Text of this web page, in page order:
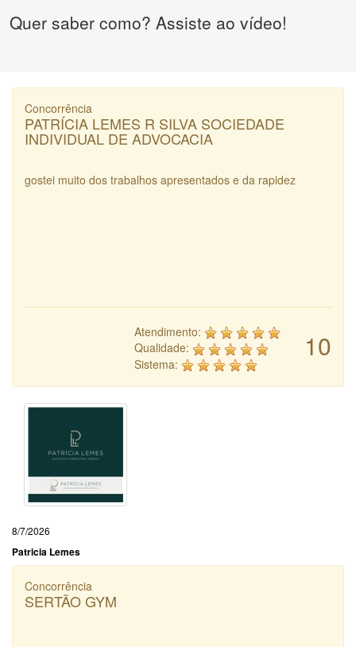
Quer saber como? Assiste ao vídeo!
Concorrência
PATRÍCIA LEMES R SILVA SOCIEDADE
INDIVIDUAL DE ADVOCACIA
gostei muito dos trabalhos apresentados e da rapidez
10
Atendimento:
Qualidade:
Sistema:
8/7/2026
Patricia Lemes
Concorrência
SERTÃO GYM